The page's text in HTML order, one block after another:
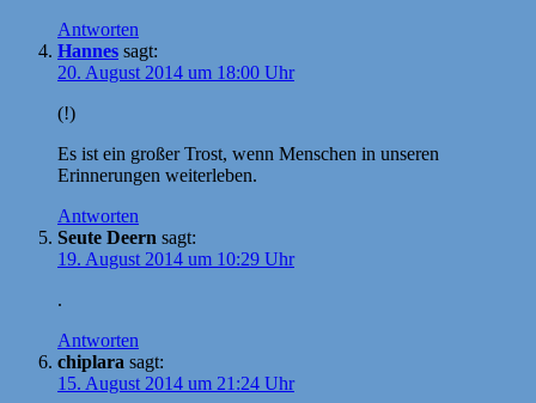
Antworten
Hannes sagt:
20. August 2014 um 18:00 Uhr
(!)
Es ist ein großer Trost, wenn Menschen in unseren
Erinnerungen weiterleben.
Antworten
Seute Deern sagt:
19. August 2014 um 10:29 Uhr
.
Antworten
chiplara sagt:
15. August 2014 um 21:24 Uhr